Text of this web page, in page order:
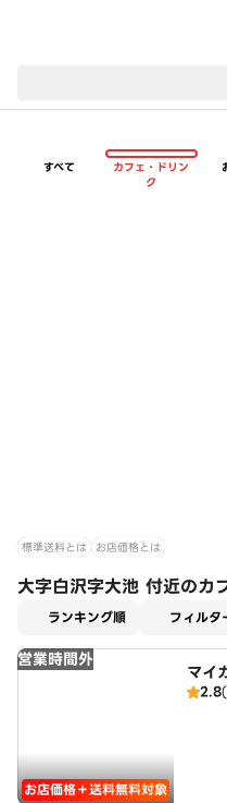
すべて
カフェ・ドリン
ク
標準送料とは お店価格とは
大字白沢字大池 付近のカ
ランキング順 フィルタ
営業時間外
お店価格＋送料無料対象
マイ
2.8